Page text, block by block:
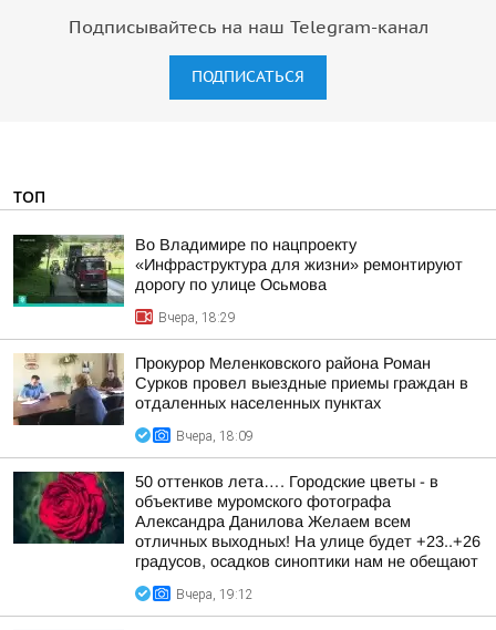
Подписывайтесь на наш Telegram-канал
ПОДПИСАТЬСЯ
ТОП
Во Владимире по нацпроекту
«Инфраструктура для жизни» ремонтируют
дорогу по улице Осьмова
Вчера, 18:29
Прокурор Меленковского района Роман
Сурков провел выездные приемы граждан в
отдаленных населенных пунктах
Вчера, 18:09
50 оттенков лета…. Городские цветы - в
объективе муромского фотографа
Александра Данилова Желаем всем
отличных выходных! На улице будет +23..+26
градусов, осадков синоптики нам не обещают
Вчера, 19:12